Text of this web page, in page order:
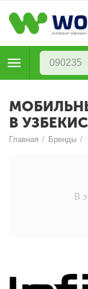
В
Главная / Бренды /
В